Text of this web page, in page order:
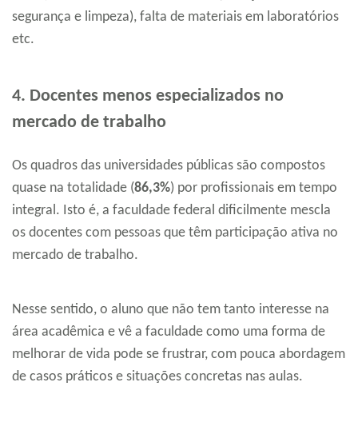
segurança e limpeza), falta de materiais em laboratórios
etc.
4. Docentes menos especializados no
mercado de trabalho
Os quadros das universidades públicas são compostos
quase na totalidade (86,3%) por profissionais em tempo
integral. Isto é, a faculdade federal dificilmente mescla
os docentes com pessoas que têm participação ativa no
mercado de trabalho.
Nesse sentido, o aluno que não tem tanto interesse na
área acadêmica e vê a faculdade como uma forma de
melhorar de vida pode se frustrar, com pouca abordagem
de casos práticos e situações concretas nas aulas.